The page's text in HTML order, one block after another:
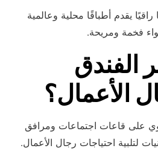
فخمة ومريحة.
الأعمال؟
لتلبية احتياجات رجال الأعمال.